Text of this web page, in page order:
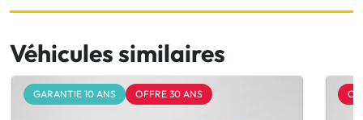
Véhicules similaires
GARANTIE 10 ANS OFFRE 30 ANS